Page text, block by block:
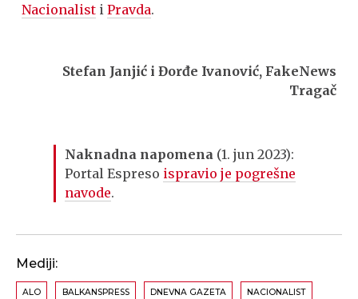
Nacionalist iPravda.
Stefan Janjić i Đorđe Ivanović, FakeNews
Tragač
Naknadna napomena(1. jun 2023):
Portal Espreso ispravio je pogrešne
navode.
Mediji:
ALO BALKANSPRESS DNEVNA GAZETA NACIONALIST